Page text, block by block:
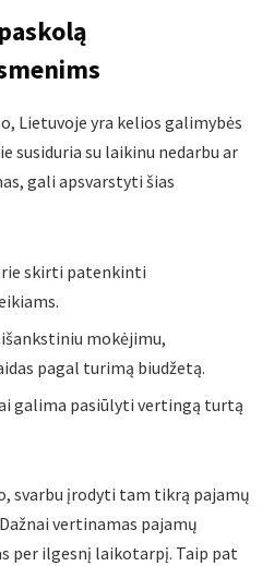
Lietuvoje yra kelios galimybės
susiduria su laikinu nedarbu ar
gali apsvarstyti šias
skirti patenkinti
mokėjimu,
pagal turimą biudžetą.
galima pasiūlyti vertingą turtą
svarbu įrodyti tam tikrą pajamų
vertinamas pajamų
per ilgesnį laikotarpį. Taip pat